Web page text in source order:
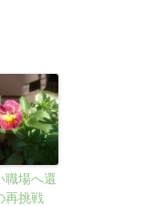
職場へ還
再挑戦